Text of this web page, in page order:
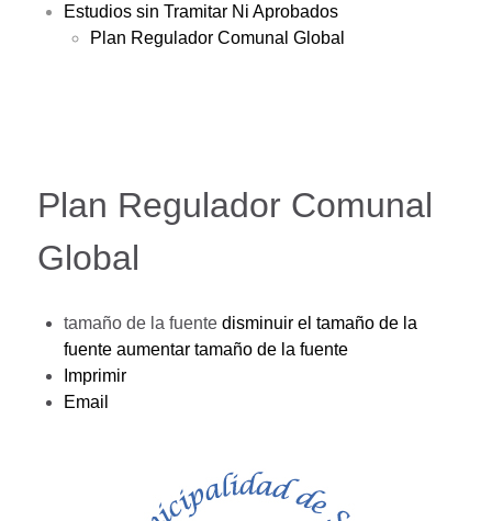
Estudios sin Tramitar Ni Aprobados
Plan Regulador Comunal Global
Plan Regulador Comunal
Global
tamaño de la fuente disminuir el tamaño de la
fuente aumentar tamaño de la fuente
Imprimir
Email